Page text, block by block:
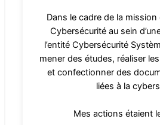
Dans le cadre de la mission
Cybersécurité au sein
l’entité Cybersécurité
mener des études, réaliser
et confectionner des
liées à la
Mes actions étaient